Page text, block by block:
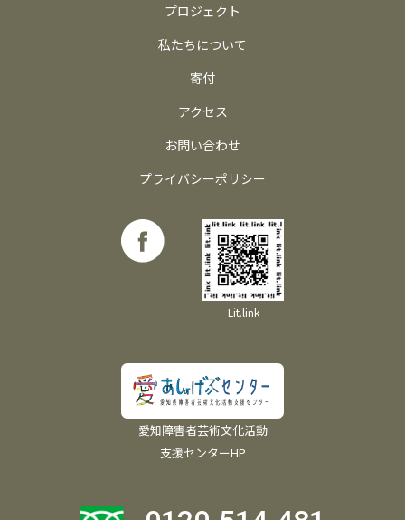
プロジェクト
私たちについて
寄付
アクセス
お問い合わせ
プライバシーポリシー
Lit.link
愛知障害者芸術文化活動
支援センターHP